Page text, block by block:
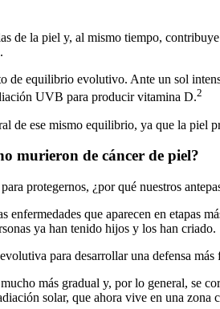
de la piel y, al mismo tiempo,
de equilibrio evolutivo. Ante un sol
UVB para producir vitamina D.2
de ese mismo equilibrio, ya que la piel
murieron de cáncer de piel?
protegernos, ¿por qué nuestros
que aparecen en etapas
ya han tenido hijos y los han criado.
para desarrollar una defensa más
más gradual y, por lo general, se
solar, que ahora vive en una zona